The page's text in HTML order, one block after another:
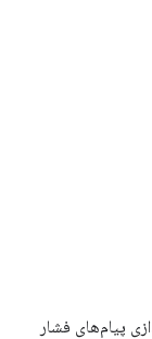
پیام‌های فشار